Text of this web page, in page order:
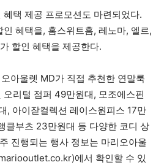
택 제공 프로모션도 마련되었다.
혜택을, 홈스위트홈, 레노마, 엘르,
할인 혜택을 제공한다.
아울렛 MD가 직접 추천한 연말룩
리털 점퍼 49만원대, 모조에스핀
, 아이잗컬렉션 레이스원피스 17만
클부츠 23만원대 등 다양한 코디 상
진행되는 행사 정보는 마리오아울
에서 확인할 수 있